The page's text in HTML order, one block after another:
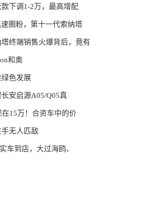
下调1-2万，最高增配
圈粉，第十一代索纳塔
终端销售火爆背后，竟有
和奥
色发展
安启源A05/Q05真
在15万！合资车中的价
无人匹敌
车到店，大过海鸥、